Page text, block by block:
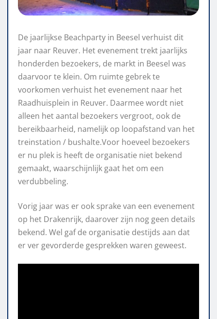
De jaarlijkse Beachparty in Beesel verhuist dit
jaar naar Reuver. Het evenement trekt jaarlijks
honderden bezoekers, de markt in Beesel was
daarvoor te klein. Om ruimte gebrek te
voorkomen verhuist het evenement naar het
Raadhuisplein in Reuver. Daarmee wordt niet
alleen het aantal bezoekers vergroot, ook de
bereikbaarheid, namelijk op loopafstand van het
treinstation / bushalte.Voor hoeveel bezoekers
er nu plek is heeft de organisatie niet bekend
gemaakt, waarschijnlijk gaat het om een
verdubbeling.
Vorig jaar was er ook sprake van een evenement
op het Drakenrijk, daarover zijn nog geen details
bekend. Wel gaf de organisatie destijds aan dat
er ver gevorderde gesprekken waren geweest.